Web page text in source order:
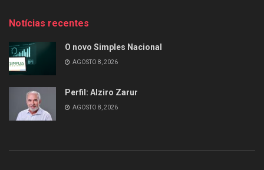
Notícias recentes
O novo Simples Nacional
AGOSTO 8, 2026
Perfil: Alziro Zarur
AGOSTO 8, 2026